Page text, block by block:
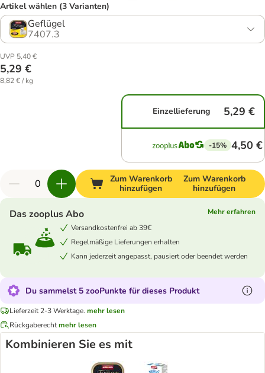
Artikel wählen (3 Varianten)
Geflügel
7407.3
UVP 5,40 €
5,29 €
8,82 € / kg
Einzellieferung 5,29 €
-15% 4,50 €
Zum Warenkorb
hinzufügen
Zum Warenkorb
hinzufügen
Das zooplus Abo
Mehr erfahren
Versandkostenfrei ab 39€
Regelmäßige Lieferungen erhalten
Kann jederzeit angepasst, pausiert oder beendet werden
Du sammelst 5 zooPunkte für dieses Produkt
Lieferzeit 2-3 Werktage. mehr lesen
Rückgaberechtmehr lesen
Kombinieren Sie es mit